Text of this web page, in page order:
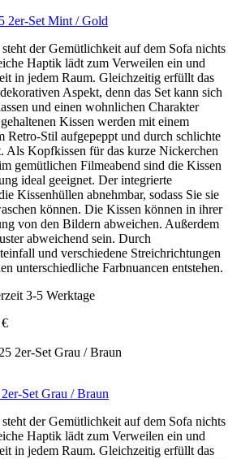
2er-Set Mint / Gold
der Gemütlichkeit auf dem Sofa nichts
Haptik lädt zum Verweilen ein und
in jedem Raum. Gleichzeitig erfüllt das
Aspekt, denn das Set kann sich
und einen wohnlichen Charakter
Kissen werden mit einem
Retro-Stil aufgepeppt und durch schlichte
Als Kopfkissen für das kurze Nickerchen
gemütlichen Filmeabend sind die Kissen
ideal geeignet. Der integrierte
Kissenhüllen abnehmbar, sodass Sie sie
können. Die Kissen können in ihrer
von den Bildern abweichen. Außerdem
abweichend sein. Durch
und verschiedene Streichrichtungen
unterschiedliche Farbnuancen entstehen.
3-5 Werktage
Set Grau / Braun
der Gemütlichkeit auf dem Sofa nichts
Haptik lädt zum Verweilen ein und
in jedem Raum. Gleichzeitig erfüllt das